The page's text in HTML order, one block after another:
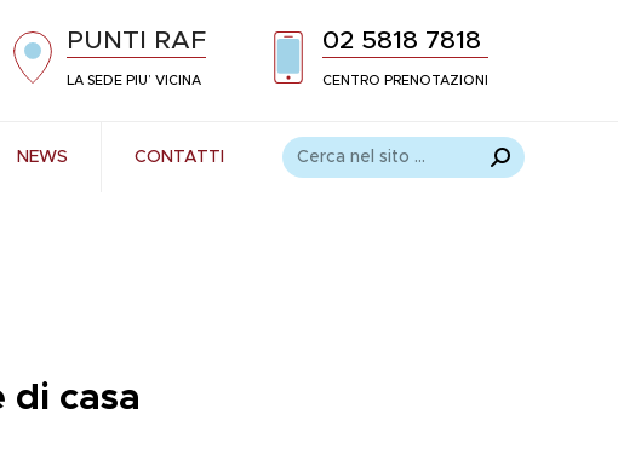
PUNTI RAF
LA SEDE PIU’ VICINA
02 5818 7818
CENTRO PRENOTAZIONI
NEWS CONTATTI Cerca:
di casa